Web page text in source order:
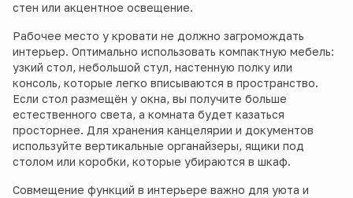
стен или акцентное освещение.
Рабочее место у кровати не должно загромождать
интерьер. Оптимально использовать компактную мебель:
узкий стол, небольшой стул, настенную полку или
консоль, которые легко вписываются в пространство.
Если стол размещён у окна, вы получите больше
естественного света, а комната будет казаться
просторнее. Для хранения канцелярии и документов
используйте вертикальные органайзеры, ящики под
столом или коробки, которые убираются в шкаф.
Совмещение функций в интерьере важно для уюта и